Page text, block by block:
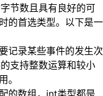
节数且具有良好的可
的首选类型。以下是一
记录某些事件的发生次
支持整数运算和较小
。
的数组，int类型都是